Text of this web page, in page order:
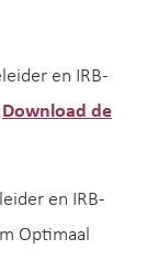
en IRB-
Download de
en IRB-
Optimaal